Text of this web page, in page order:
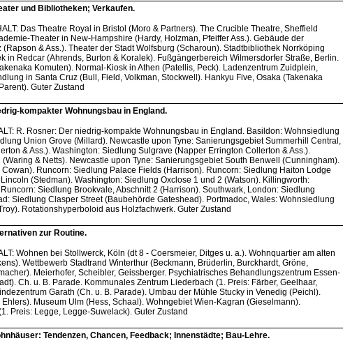
und Bibliotheken; Verkaufen.
Das Theatre Royal in Bristol (Moro & Partners). The Crucible Theatre, Sheffield
Theater in New-Hampshire (Hardy, Holzman, Pfeiffer Ass.). Gebäude der
& Ass.). Theater der Stadt Wolfsburg (Scharoun). Stadtbibliothek Norrköping
in Redcar (Ahrends, Burton & Koralek). Fußgängerbereich Wilmersdorfer Straße, Berlin.
Komuten). Normal-Kiosk in Athen (Patellis, Peck). Ladenzentrum Zuidplein,
in Santa Cruz (Bull, Field, Volkman, Stockwell). Hankyu Five, Osaka (Takenaka
Guter Zustand
kompakter Wohnungsbau in England.
R. Rosner: Der niedrig-kompakte Wohnungsbau in England. Basildon: Wohnsiedlung
Union Grove (Millard). Newcastle upon Tyne: Sanierungsgebiet Summerhill Central,
& Ass.). Washington: Siedlung Sulgrave (Napper Errington Collerton & Ass.).
& Netts). Newcastle upon Tyne: Sanierungsgebiet South Benwell (Cunningham).
Runcorn: Siedlung Palace Fields (Harrison). Runcorn: Siedlung Haiton Lodge
(Stedman). Washington: Siedlung Oxclose 1 und 2 (Watson). Killingworth:
Siedlung Brookvale, Abschnitt 2 (Harrison). Southwark, London: Siedlung
Siedlung Clasper Street (Baubehörde Gateshead). Portmadoc, Wales: Wohnsiedlung
Rotationshyperboloid aus Holzfachwerk. Guter Zustand
zur Routine.
Wohnen bei Stollwerck, Köln (dt 8 - Coersmeier, Ditges u. a.). Wohnquartier am alten
Wettbewerb Stadtrand Winterthur (Beckmann, Brüderlin, Burckhardt, Gröne,
Meierhofer, Scheibler, Geissberger. Psychiatrisches Behandlungszentrum Essen-
Ch. u. B. Parade. Kommunales Zentrum Liederbach (1. Preis: Färber, Geelhaar,
Garath (Ch. u. B. Parade). Umbau der Mühle Stucky in Venedig (Peichl).
Museum Ulm (Hess, Schaal). Wohngebiet Wien-Kagran (Gieselmann).
Preis: Legge, Legge-Suwelack). Guter Zustand
Tendenzen, Chancen, Feedback; Innenstädte; Bau-Lehre.